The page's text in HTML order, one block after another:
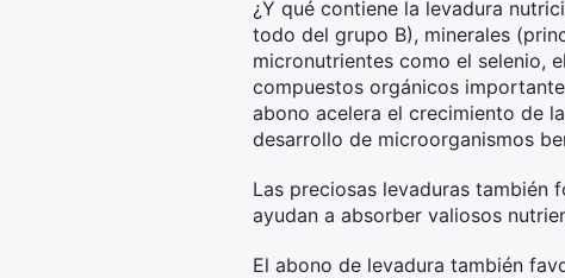
¿Y qué contiene la levadura
todo del grupo B), minerales
micronutrientes como el selenio,
compuestos orgánicos
abono acelera el crecimiento de
desarrollo de microorganismos
Las preciosas levaduras también
ayudan a absorber valiosos
El abono de levadura también